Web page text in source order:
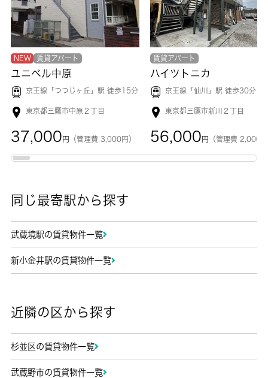
NEW 賃貸アパート
ユニベル中原
京王線「 つつじヶ丘 」駅 徒歩15分
東京都三鷹市中原２丁目
37,000 円 （管理費 3,000円）
賃貸アパート
ハイツトニカ
京王線「仙川 」駅 徒歩30分
東京都三鷹市新川２丁目
56,000 円 （管理費 2,000
同じ最寄駅から探す
武蔵境駅の賃貸物件一覧
新小金井駅の賃貸物件一覧
近隣の区から探す
杉並区の賃貸物件一覧
武蔵野市の賃貸物件一覧